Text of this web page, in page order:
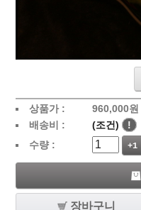
상품가 : 960,000원
배송비 :
(조건) !
수량 :
+1
장바구니